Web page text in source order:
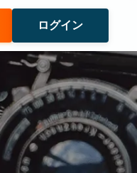
ログイン